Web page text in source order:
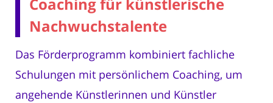
Coaching für künstlerische
Nachwuchstalente
Das Förderprogramm kombiniert fachliche
Schulungen mit persönlichem Coaching, um
angehende Künstlerinnen und Künstler